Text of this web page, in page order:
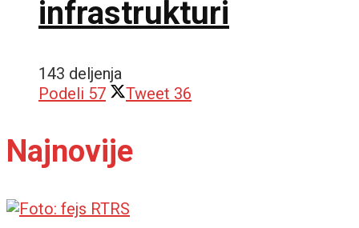
infrastrukturi
143 deljenja
Podeli 57 Tweet 36
Najnovije